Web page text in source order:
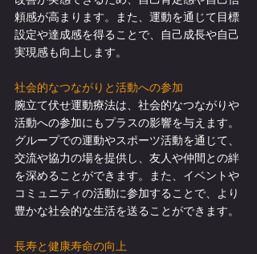
頼感が高まります。また、運動を通じて目標
設定や達成感を得ることで、自己成長や自己
実現感も向上します。
社会的なつながりと活動への参加
腕立て伏せ運動療法は、社会的なつながりや
活動への参加にもプラスの影響を与えます。
グループでの運動やスポーツ活動を通じて、
交流や協力の場を提供し、友人や仲間との絆
を深めることができます。また、イベントや
コミュニティの活動に参加することで、より
豊かな社会的な生活を送ることができます。
長寿と健康寿命の向上